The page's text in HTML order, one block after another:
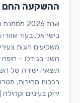
ההשקעה החם של
שנת
בישראל. בעוד
משקיעים וזוגות
השני בגודלו –
רכבות מהירות,
ירוק בעיניים